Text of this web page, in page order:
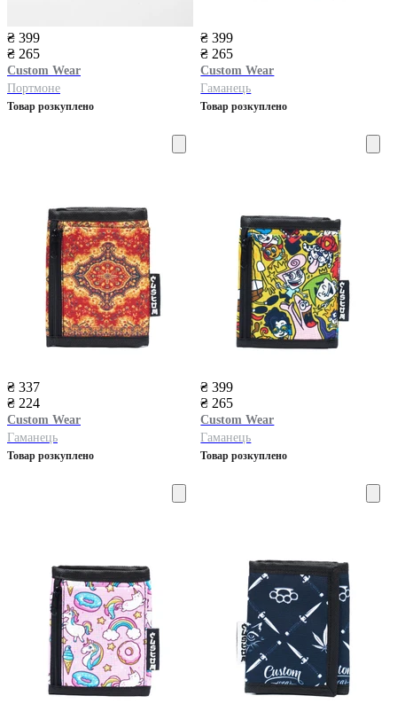
₴ 399
₴ 265
Custom Wear
Портмоне
Товар розкуплено
₴ 399
₴ 265
Custom Wear
Гаманець
Товар розкуплено
₴ 337
₴ 224
Custom Wear
Гаманець
Товар розкуплено
₴ 399
₴ 265
Custom Wear
Гаманець
Товар розкуплено